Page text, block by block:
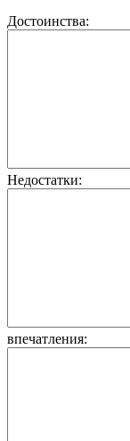
Достоинства:
Недостатки:
впечатления: